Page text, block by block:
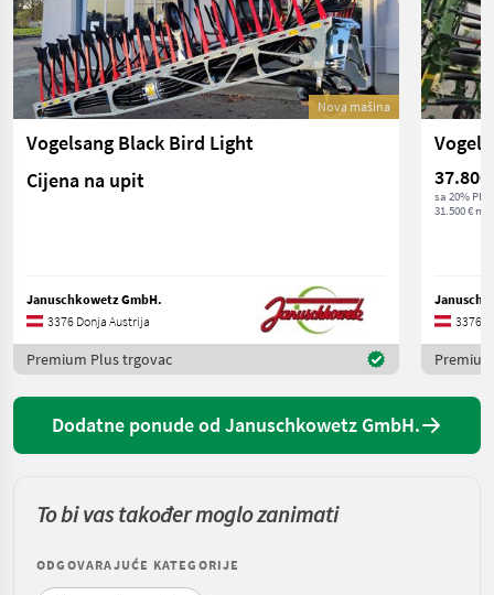
Nova mašina
Vogelsang Black Bird Light
Cijena na upit
Januschkowetz GmbH.
3376 Donja Austrija
Premium Plus trgovac
37.800
sa 20%
31.500 €
3376
Dodatne ponude od Januschkowetz GmbH.
To bi vas također moglo zanimati
ODGOVARAJUĆE KATEGORIJE